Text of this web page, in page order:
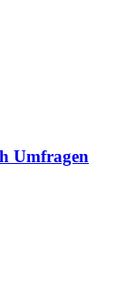
Umfragen